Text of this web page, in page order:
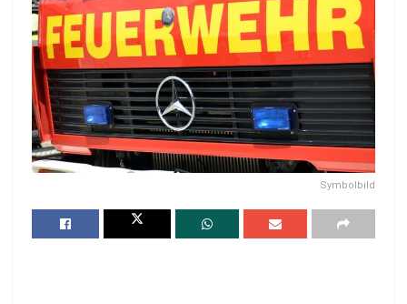
Symbolbild